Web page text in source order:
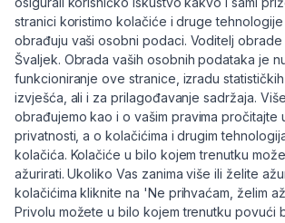
Avene
Bioderma
Svi brandovi
Info
Trebate pomoć ili imate pitanja?
+385 91 6191 901
info@eljekarna24.hr
stranici koristimo kolačiće i druge
obrađuju vaši osobni podaci. Voditelj obrade
Švaljek. Obrada vaših osobnih podataka je
funkcioniranje ove stranice, izradu
izvješća, ali i za prilagođavanje sadržaja.
obrađujemo kao i o vašim pravima pročitajte
privatnosti, a o kolačićima i drugim
kolačića. Kolačiće u bilo kojem trenutku
ažurirati. Ukoliko Vas zanima više ili želite
kolačićima kliknite na 'Ne prihvaćam, želim
Privolu možete u bilo kojem trenutku povući